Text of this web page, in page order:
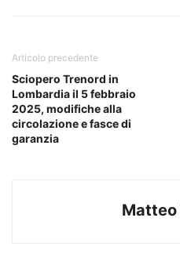
Articolo precedente
Sciopero Trenord in
Lombardia il 5 febbraio
2025, modifiche alla
circolazione e fasce di
garanzia
Matteo